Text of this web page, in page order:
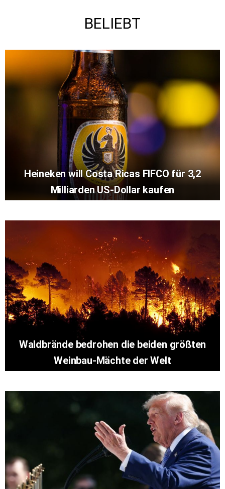
BELIEBT
Heineken will Costa Ricas FIFCO für 3,2
Milliarden US-Dollar kaufen
Waldbrände bedrohen die beiden größten
Weinbau-Mächte der Welt